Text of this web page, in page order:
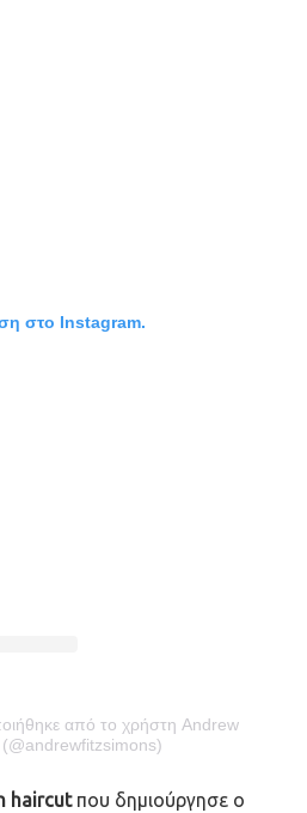
στο Instagram.
από το χρήστη Andrew
haircutπου δημιούργησε ο